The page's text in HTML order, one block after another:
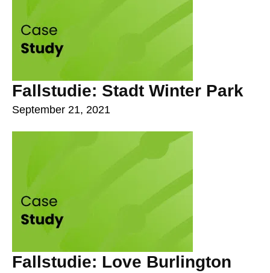
Fallstudie: Stadt Winter Park
September 21, 2021
Fallstudie: Love Burlington